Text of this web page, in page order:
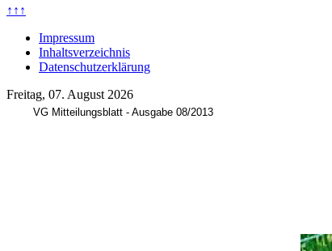
↑↑↑
Impressum
Inhaltsverzeichnis
Datenschutzerklärung
Freitag, 07. August 2026
VG Mitteilungsblatt - Ausgabe 08/2013